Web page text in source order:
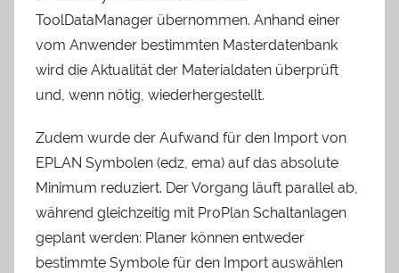
ToolDataManager übernommen. Anhand einer
vom Anwender bestimmten Masterdatenbank
wird die Aktualität der Materialdaten überprüft
und, wenn nötig, wiederhergestellt.
Zudem wurde der Aufwand für den Import von
EPLAN Symbolen (edz, ema) auf das absolute
Minimum reduziert. Der Vorgang läuft parallel ab,
während gleichzeitig mit ProPlan Schaltanlagen
geplant werden: Planer können entweder
bestimmte Symbole für den Import auswählen